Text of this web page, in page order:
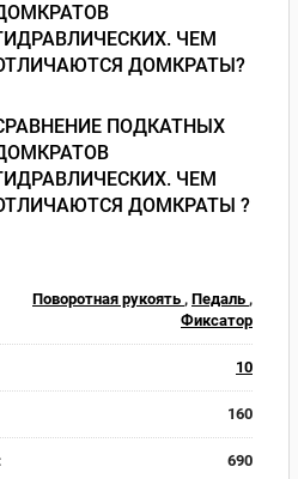
ЧЕМ
ДОМКРАТЫ?
ПОДКАТНЫХ
ЧЕМ
ДОМКРАТЫ ?
Поворотная рукоять , Педаль ,
Фиксатор
10
160
690